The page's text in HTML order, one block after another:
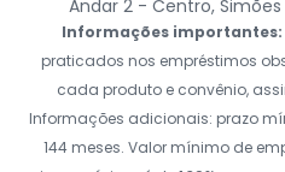
Andar 2 - Centro,
Informações importantes:
praticados nos empréstimos
cada produto e convênio,
Informações adicionais: prazo
144 meses. Valor mínimo de